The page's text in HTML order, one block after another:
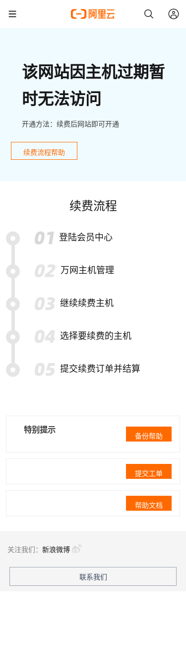
该网站因主机过期暂
时无法访问
开通方法：续费后网站即可开通
续费流程帮助
续费流程
登陆会员中心
万网主机管理
继续续费主机
选择要续费的主机
提交续费订单并结算
特别提示
备份帮助
提交工单
帮助文档